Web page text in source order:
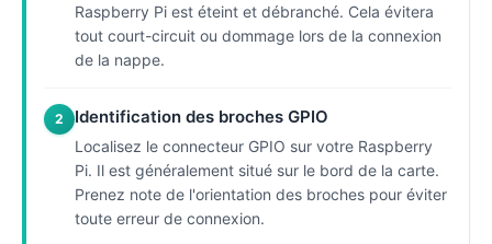
Raspberry Pi est éteint et débranché. Cela évitera
tout court-circuit ou dommage lors de la connexion
de la nappe.
2 Identification des broches GPIO
Localisez le connecteur GPIO sur votre Raspberry
Pi. Il est généralement situé sur le bord de la carte.
Prenez note de l'orientation des broches pour éviter
toute erreur de connexion.